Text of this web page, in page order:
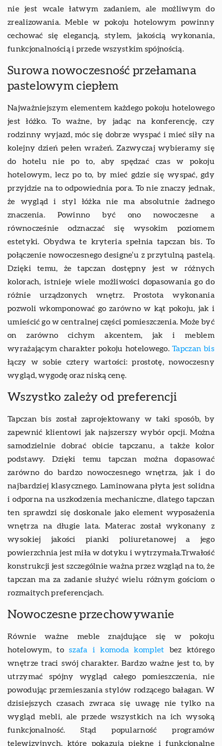
nie jest wcale łatwym zadaniem, ale możliwym do
zrealizowania. Meble w pokoju hotelowym powinny
cechować się elegancją, stylem, jakością wykonania,
funkcjonalnością i przede wszystkim spójnością.
Surowa nowoczesność przełamana
pastelowym ciepłem
Najważniejszym elementem każdego pokoju hotelowego
jest łóżko. To ważne, by jadąc na konferencję, czy
rodzinny wyjazd, móc się dobrze wyspać i mieć siły na
kolejny dzień pełen wrażeń. Zazwyczaj wybieramy się
do hotelu nie po to, aby spędzać czas w pokoju
hotelowym, lecz po to, by mieć gdzie się wyspać, gdy
przyjdzie na to odpowiednia pora. To nie znaczy jednak,
że wygląd i styl łóżka nie ma absolutnie żadnego
znaczenia. Powinno być ono nowoczesne a
równocześnie odznaczać się wysokim poziomem
estetyki. Obydwa te kryteria spełnia tapczan bis. To
połączenie nowoczesnego designe’u z przytulną pastelą.
Dzięki temu, że tapczan dostępny jest w różnych
kolorach, istnieje wiele możliwości dopasowania go do
różnie urządzonych wnętrz. Prostota wykonania
pozwoli wkomponować go zarówno w kąt pokoju, jak i
umieścić go w centralnej części pomieszczenia. Może być
on zarówno cichym akcentem, jak i meblem
wyrażającym charakter pokoju hotelowego. Tapczan bis
łączy w sobie cztery wartości: prostotę, nowoczesny
wygląd, wygodę oraz niską cenę.
Wszystko zależy od preferencji
Tapczan bis został zaprojektowany w taki sposób, by
zapewnić klientowi jak najszerszy wybór opcji. Można
samodzielnie dobrać obicie tapczanu, a także kolor
podstawy. Dzięki temu tapczan można dopasować
zarówno do bardzo nowoczesnego wnętrza, jak i do
najbardziej klasycznego. Laminowana płyta jest solidna
i odporna na uszkodzenia mechaniczne, dlatego tapczan
ten sprawdzi się doskonale jako element wyposażenia
wnętrza na długie lata. Materac został wykonany z
wysokiej jakości pianki poliuretanowej a jego
powierzchnia jest miła w dotyku i wytrzymała.Trwałość
konstrukcji jest szczególnie ważna przez wzgląd na to, że
tapczan ma za zadanie służyć wielu różnym gościom o
rozmaitych preferencjach.
Nowoczesne przechowywanie
Równie ważne meble znajdujące się w pokoju
hotelowym, toszafa i komoda komplet bez którego
wnętrze traci swój charakter. Bardzo ważne jest to, by
utrzymać spójny wygląd całego pomieszczenia, nie
powodując przemieszania stylów rodzącego bałagan. W
dzisiejszych czasach zwraca się uwagę nie tylko na
wygląd mebli, ale przede wszystkich na ich wysoką
funkcjonalność. Stąd popularność programów
telewizyjnych, które pokazują piękne i funkcjonalne